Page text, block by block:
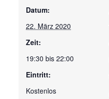
Datum:
22. März 2020
Zeit:
19:30 bis 22:00
Eintritt:
Kostenlos